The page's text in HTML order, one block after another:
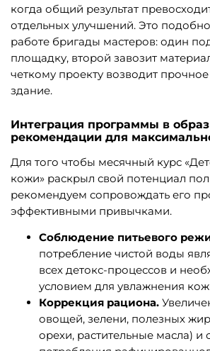
когда общий результат
отдельных улучшений. Это
работе бригады мастеров: один
площадку, второй завозит
четкому проекту возводит
здание.
Интеграция программы в
рекомендации для
Для того чтобы месячный курс
кожи» раскрыл свой потенциал
рекомендуем сопровождать его
эффективными привычками.
Соблюдение питьевого
потребление чистой воды
всех детокс-процессов и
условием для увлажнения
Коррекция рациона.
овощей, зелени, полезных
орехи, растительные масла)